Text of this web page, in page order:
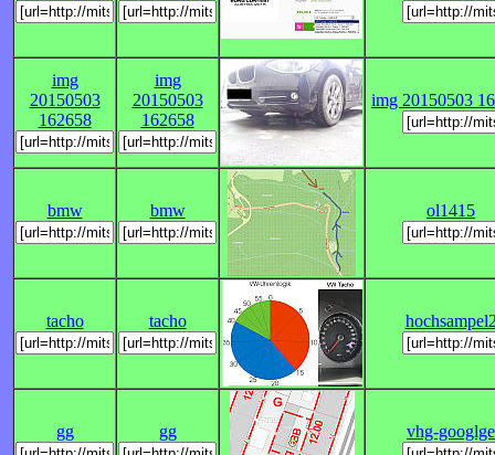
img
20150503
162658
img
20150503
162658
img 20150503
bmw bmw ol1415
tacho tacho
gg gg vhg-googlge